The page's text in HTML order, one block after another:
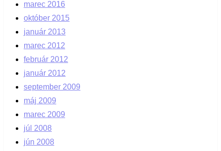
marec 2016
október 2015
január 2013
marec 2012
február 2012
január 2012
september 2009
máj 2009
marec 2009
júl 2008
jún 2008